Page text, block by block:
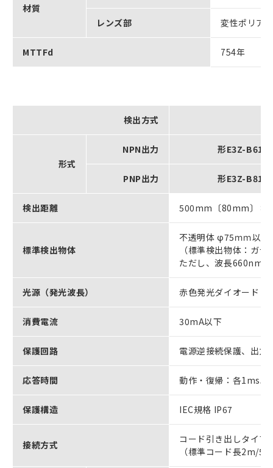
材質
レンズ部 変性ポリア
MTTFd 754年
検出方式
形式
NPN出力 形E3Z-B61
PNP出力 形E3Z-B81
検出距離 500mm〔80mm〕＊
標準検出物体
不透明体 φ75ｍｍ以上
（標準検出物体：ガ
ただし、波長660nm
光源（発光波長） 赤色発光ダイオード
消費電流 30mA以下
保護回路 電源逆接続保護、出力
応答時間 動作・復帰：各1ms以
保護構造 IEC規格 IP67
接続方式
コード引き出しタイプ
（標準コード長2m/